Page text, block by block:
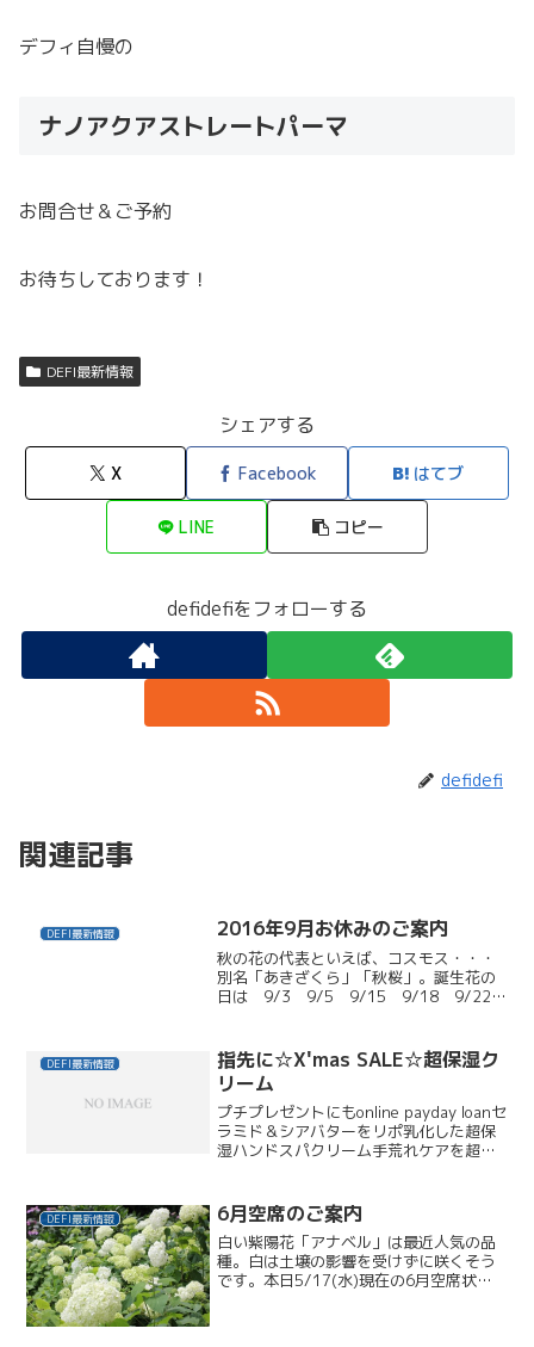
デフィ自慢の
ナノアクアストレートパーマ
お問合せ＆ご予約
お待ちしております！
DEFI最新情報
シェアする
X Facebook はてブ
LINE コピー
defidefiをフォローする
defidefi
関連記事
DEFI最新情報 2016年9月お休みのご案内
秋の花の代表といえば、コスモス・・・
別名「あきざくら」「秋桜」。誕生花の
日は 9/3 9/5 9/15 9/18 9/22
虚」原産地はメキシコの高原地帯で、
18...
DEFI最新情報
指先に☆X'mas SALE☆超保湿ク
リーム
プチプレゼントにもonline payday loanセ
ラミド＆シアバターをリポ乳化した超保
湿ハンドスパクリーム手荒れケアを超え
つき、ハンドケア☆保湿＆リラックスキ
ャ...
DEFI最新情報 6月空席のご案内
白い紫陽花「アナベル」は最近人気の品
種。白は土壌の影響を受けずに咲くそう
です。本日5/17(水)現在の6月空席状況